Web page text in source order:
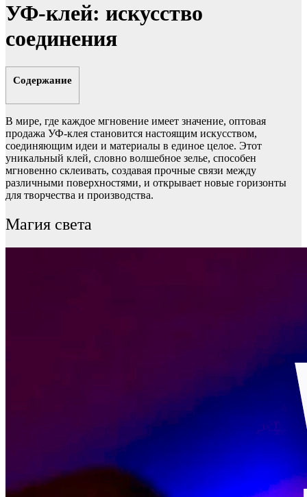
УФ-клей: искусство
соединения
Содержание
В мире, где каждое мгновение имеет значение, оптовая
продажа УФ-клея становится настоящим искусством,
соединяющим идеи и материалы в единое целое. Этот
уникальный клей, словно волшебное зелье, способен
мгновенно склеивать, создавая прочные связи между
различными поверхностями, и открывает новые горизонты
для творчества и производства.
Магия света